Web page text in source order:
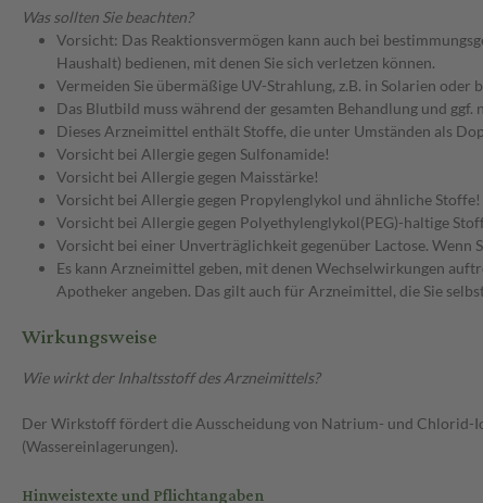
Was sollten Sie beachten?
Vorsicht: Das Reaktionsvermögen kann auch bei
Haushalt) bedienen, mit denen Sie sich verletzen können.
Vermeiden Sie übermäßige UV-Strahlung, z.B. in Solarien
Das Blutbild muss während der gesamten Behandlung und
Dieses Arzneimittel enthält Stoffe, die unter Umständen als
Vorsicht bei Allergie gegen Sulfonamide!
Vorsicht bei Allergie gegen Maisstärke!
Vorsicht bei Allergie gegen Propylenglykol und ähnliche Stoffe!
Vorsicht bei Allergie gegen Polyethylenglykol(PEG)-haltige
Vorsicht bei einer Unverträglichkeit gegenüber Lactose. Wenn
Es kann Arzneimittel geben, mit denen Wechselwirkungen
Apotheker angeben. Das gilt auch für Arzneimittel, die Sie
Wirkungsweise
Wie wirkt der Inhaltsstoff des Arzneimittels?
Der Wirkstoff fördert die Ausscheidung von Natrium- und Chlorid-
(Wassereinlagerungen).
Hinweistexte und Pflichtangaben